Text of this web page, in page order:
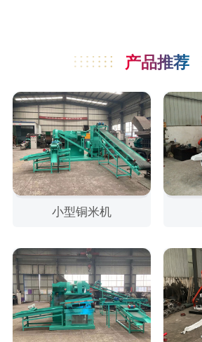
产品推荐
小型铜米机